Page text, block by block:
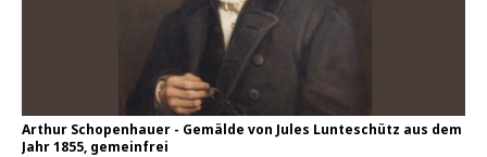
Arthur Schopenhauer - Gemälde von Jules Lunteschütz aus dem
Jahr 1855, gemeinfrei